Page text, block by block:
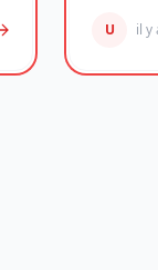
U il y